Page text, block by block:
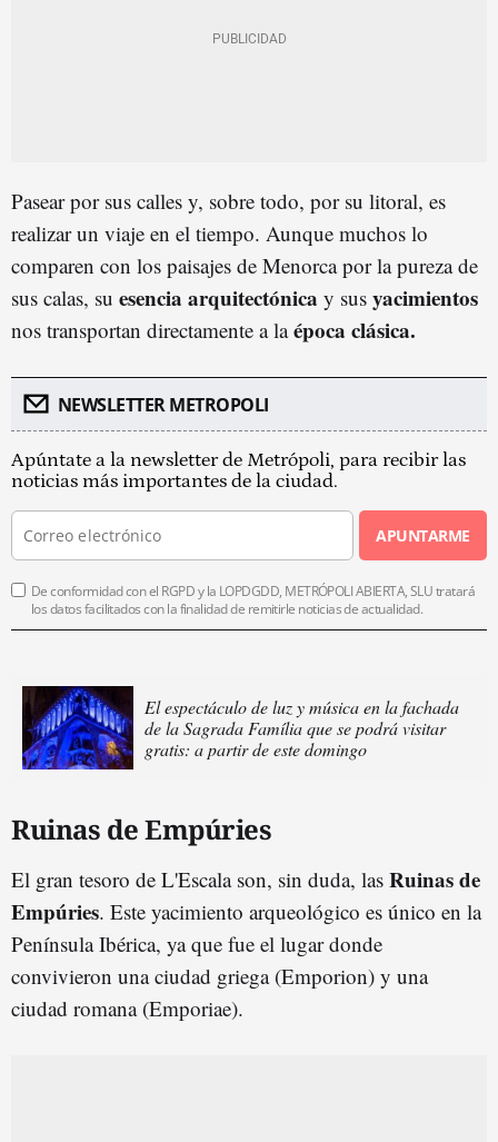
Pasear por sus calles y, sobre todo, por su litoral, es
realizar un viaje en el tiempo. Aunque muchos lo
comparen con los paisajes de Menorca por la pureza de
sus calas, su esencia arquitectónica y sus yacimientos
nos transportan directamente a laépoca clásica.
NEWSLETTER METROPOLI
Apúntate a la newsletter de Metrópoli, para recibir las
noticias más importantes de la ciudad.
APUNTARME
De conformidad con el RGPD y la LOPDGDD, METRÓPOLI ABIERTA, SLU tratará
los datos facilitados con la finalidad de remitirle noticias de actualidad.
El espectáculo de luz y música en la fachada
de la Sagrada Família que se podrá visitar
gratis: a partir de este domingo
Ruinas de Empúries
El gran tesoro de L'Escala son, sin duda, las Ruinas de
Empúries. Este yacimiento arqueológico es único en la
Península Ibérica, ya que fue el lugar donde
convivieron una ciudad griega (Emporion) y una
ciudad romana (Emporiae).